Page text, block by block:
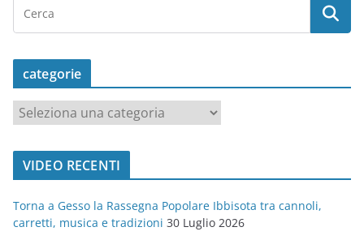
categorie
a
t
o
r
VIDEO RECENTI
Torna a Gesso la Rassegna Popolare Ibbisota tra cannoli,
carretti, musica e tradizioni 30 Luglio 2026